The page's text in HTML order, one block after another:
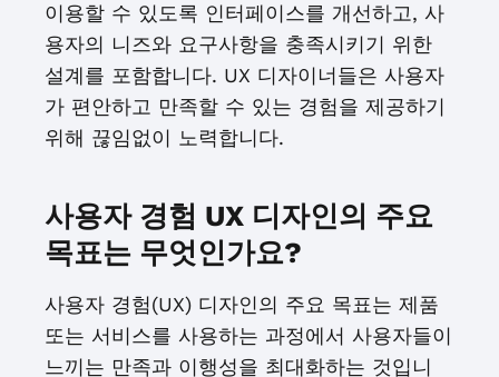
이용할 수 있도록 인터페이스를 개선하고, 사
용자의 니즈와 요구사항을 충족시키기 위한
설계를 포함합니다. UX 디자이너들은 사용자
가 편안하고 만족할 수 있는 경험을 제공하기
위해 끊임없이 노력합니다.
사용자 경험 UX 디자인의 주요
목표는 무엇인가요?
사용자 경험(UX) 디자인의 주요 목표는 제품
또는 서비스를 사용하는 과정에서 사용자들이
느끼는 만족과 이행성을 최대화하는 것입니